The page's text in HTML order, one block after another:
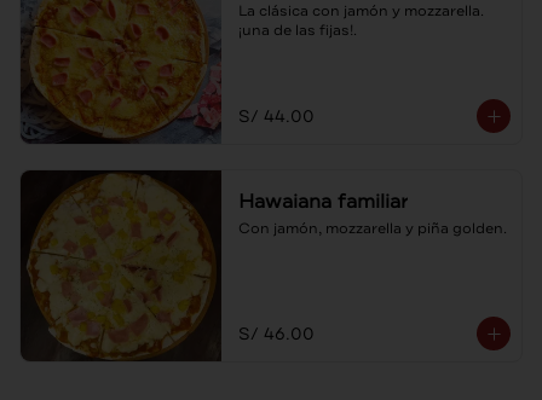
La clásica con jamón y mozzarella.
¡una de las fijas!.
S/ 44.00
Hawaiana familiar
Con jamón, mozzarella y piña golden.
S/ 46.00